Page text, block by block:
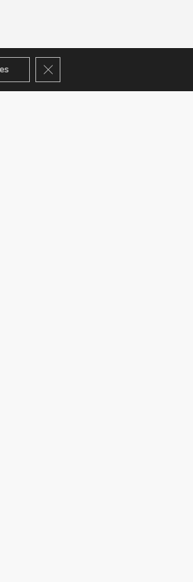
Cerrar el banner de cookies RGPD